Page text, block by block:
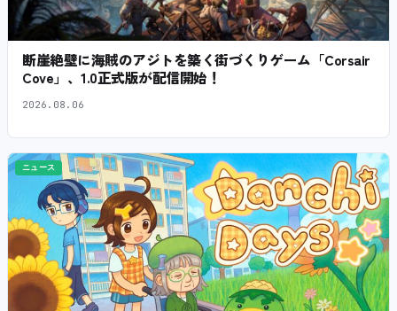
断崖絶壁に海賊のアジトを築く街づくりゲーム「Corsair
Cove」、1.0正式版が配信開始！
2026.08.06
ニュース